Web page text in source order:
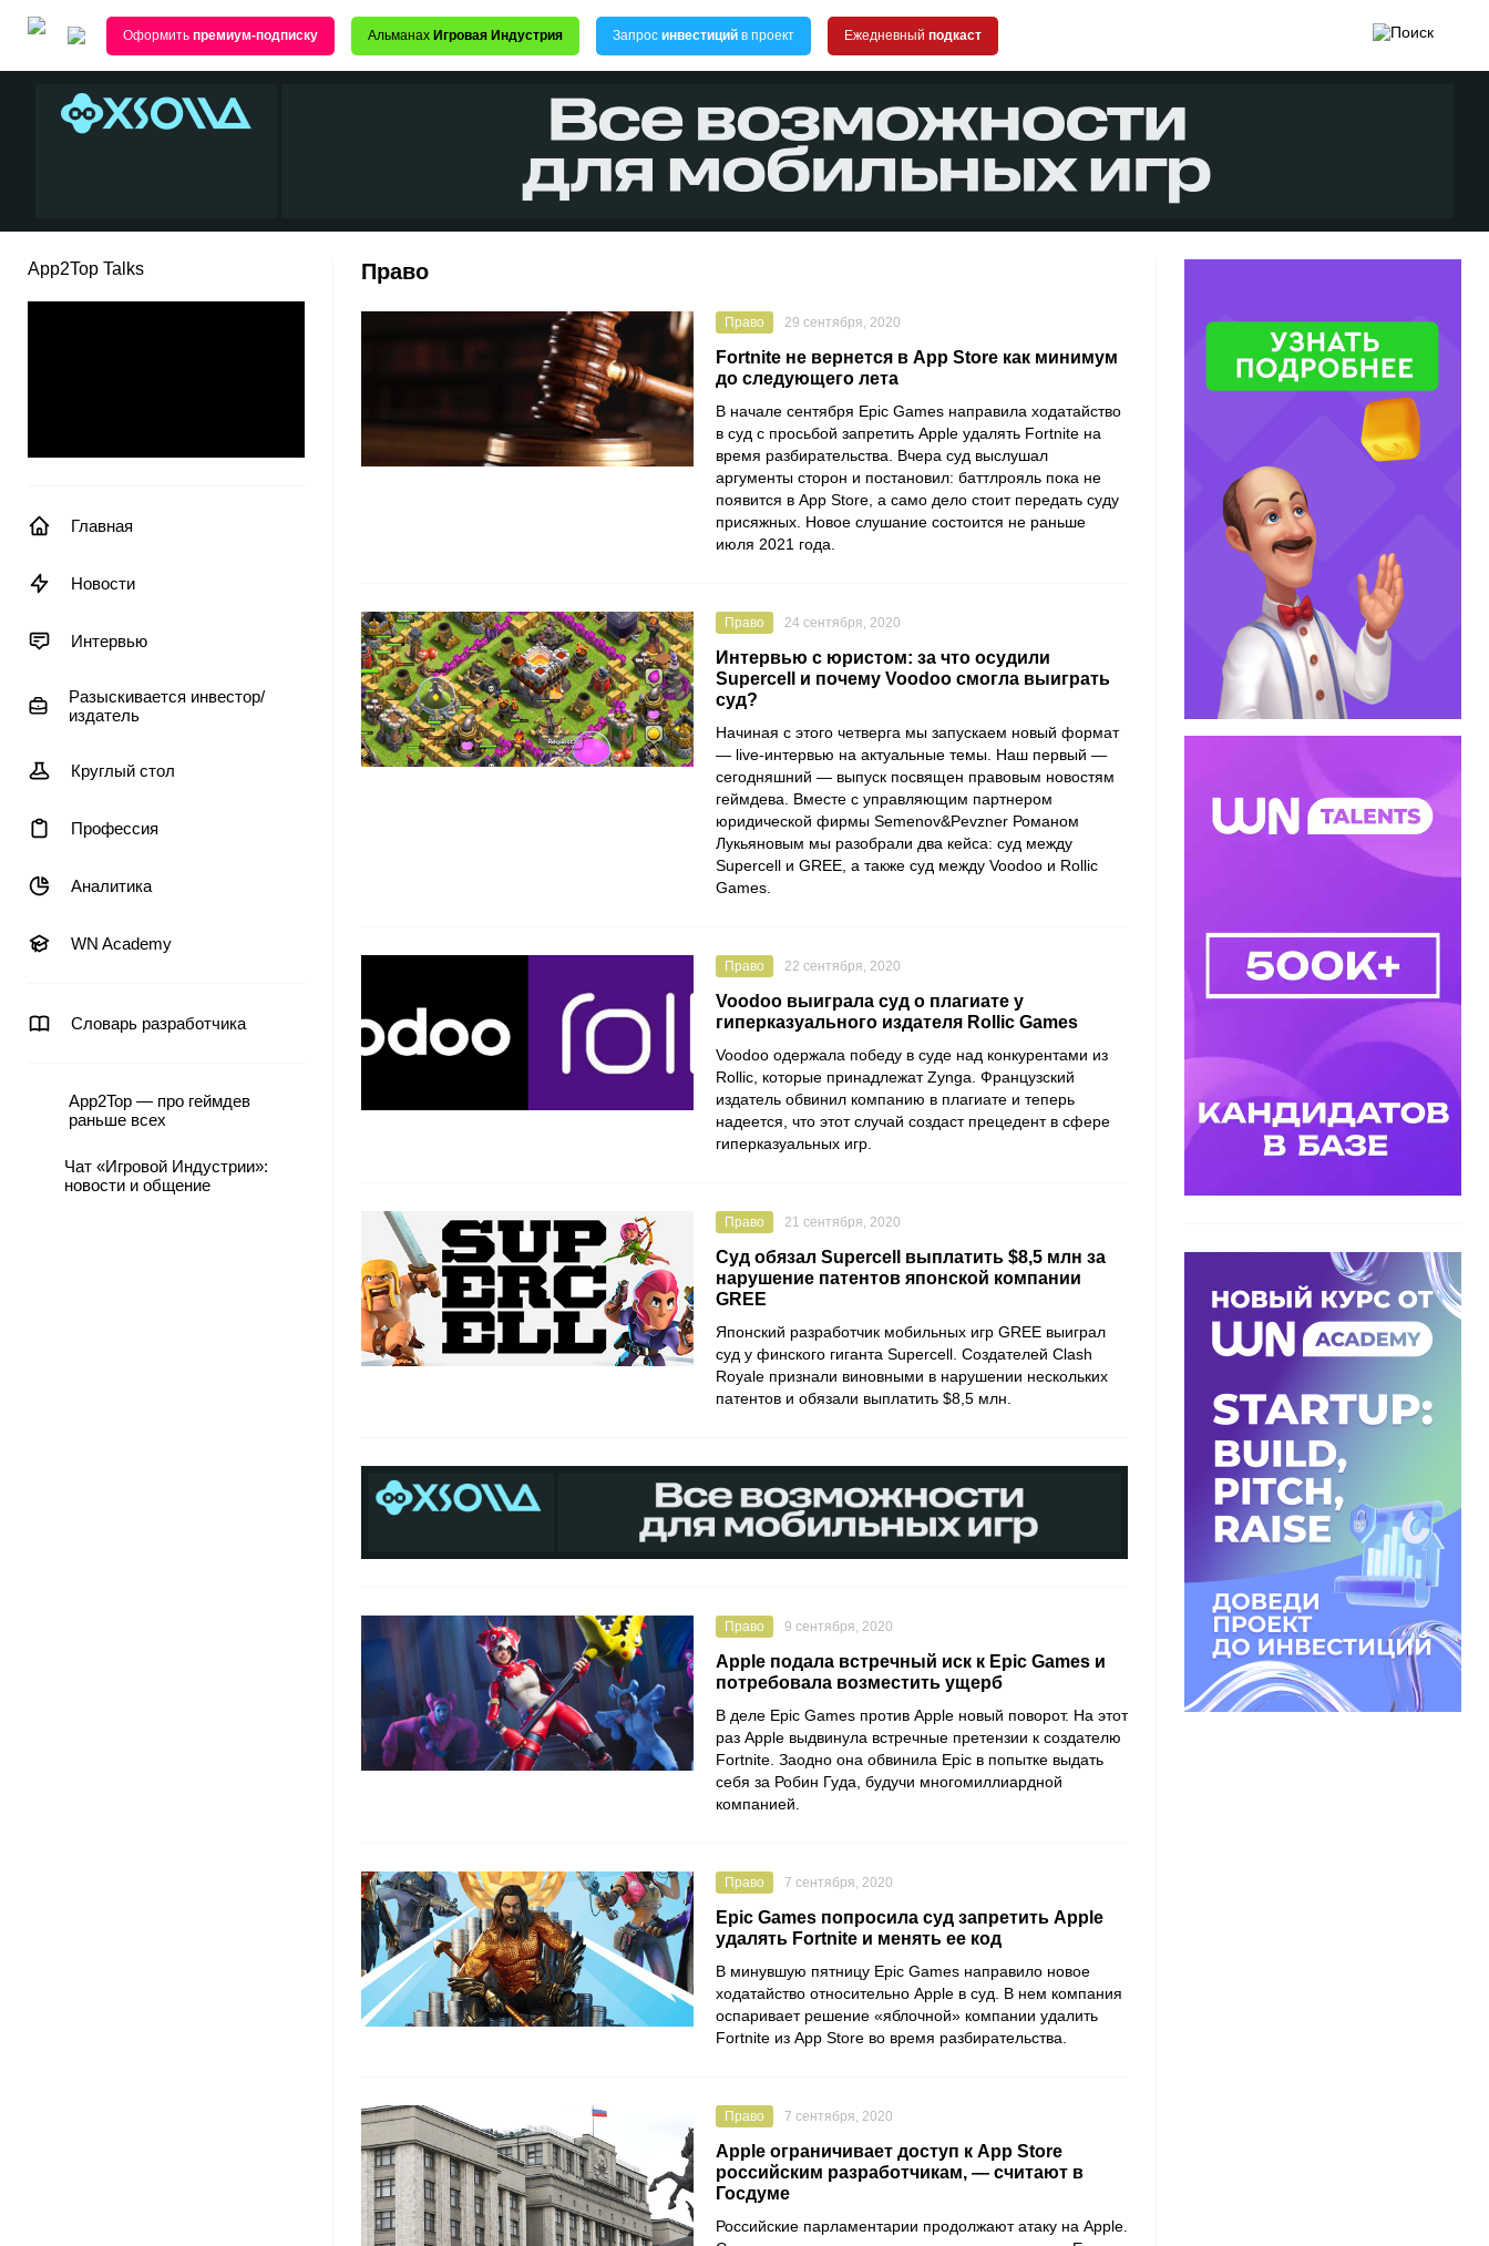
Оформить премиум-подписку Альманах Игровая Индустрия Запрос инвестиций в проект Ежедневный подкаст
App2Top Talks
Главная
Новости
Интервью
Разыскивается инвестор/
издатель
Круглый стол
Профессия
Аналитика
WN Academy
Словарь разработчика
App2Top — про геймдев
раньше всех
Чат «Игровой Индустрии»:
новости и общение
Право
Право 29 сентября, 2020
Fortnite не вернется в App Store как минимум
до следующего лета
В начале сентября Epic Games направила ходатайство
в суд с просьбой запретить Apple удалять Fortnite на
время разбирательства. Вчера суд выслушал
аргументы сторон и постановил: баттлрояль пока не
появится в App Store , а само дело стоит передать суду
присяжных. Новое слушание состоится не раньше
июля 2021 года.
Право 24 сентября, 2020
Интервью с юристом: за что осудили
Supercell и почему Voodoo смогла выиграть
суд?
Начиная с этого четверга мы запускаем новый формат
— live-интервью на актуальные темы. Наш первый —
сегодняшний — выпуск посвящен правовым новостям
геймдева. Вместе с управляющим партнером
юридической фирмы Semenov&Pevzner Романом
Лукьяновым мы разобрали два кейса: суд между
Supercell и GREE , а также суд между Voodoo и Rollic
Games
Право 22 сентября, 2020
Voodoo выиграла суд о плагиате у
гиперказуального издателя Rollic Games
Voodoo одержала победу в суде над конкурентами из
Rollic , которые принадлежатZynga . Французский
издатель обвинил компанию в плагиате и теперь
надеется, что этот случай создаст прецедент в сфере
гиперказуальных игр.
Право 21 сентября, 2020
Суд обязал Supercell выплатить $8,5 млн за
нарушение патентов японской компании
GREE
Японский разработчик мобильных игр GREE выиграл
суд у финского гиганта Supercell . Создателей Clash
Royale признали виновными в нарушении нескольких
патентов и обязали выплатить $8,5 млн.
Право 9 сентября, 2020
Apple подала встречный иск к Epic Games и
потребовала возместить ущерб
В деле Epic Games против Apple новый поворот. На этот
раз Apple выдвинула встречные претензии к создателю
Fortnite . Заодно она обвинила Epic в попытке выдать
себя за Робин Гуда, будучи многомиллиардной
компанией.
Право 7 сентября, 2020
Epic Games попросила суд запретить Apple
удалять Fortnite и менять ее код
В минувшую пятницу Epic Games направило новое
ходатайство относительно Apple в суд. В нем компания
оспаривает решение «яблочной» компании удалить
Fortnite из App Store во время разбирательства.
Право 7 сентября, 2020
Apple ограничивает доступ к App Store
российским разработчикам, — считают в
Госдуме
Российские парламентарии продолжают атаку на Apple